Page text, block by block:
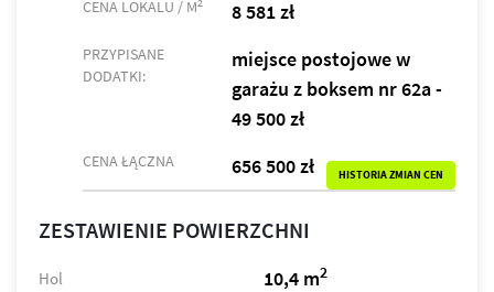
CENA LOKALU / M 8 581 zł
PRZYPISANE
DODATKI:
miejsce postojowe w
garażu z boksem nr 62a -
49 500 zł
CENA ŁĄCZNA 656 500 zł HISTORIA ZMIAN CEN
ZESTAWIENIE POWIERZCHNI
Hol 10,4 m2